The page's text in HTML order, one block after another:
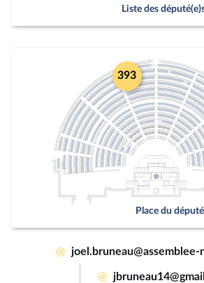
Liste des
393
Place du
@
@